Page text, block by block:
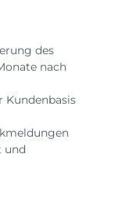
des
nach
Kundenbasis
und